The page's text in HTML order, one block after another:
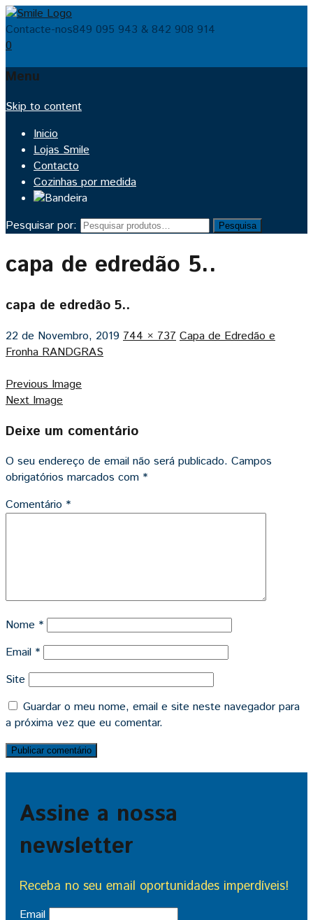
Contacte-nos849 095 943 & 842 908 914
0
Menu
Skip to content
Inicio
Lojas Smile
Contacto
Cozinhas por medida
Pesquisar por: Pesquisa
capa de edredão 5..
capa de edredão 5..
22 de Novembro, 2019 744 × 737 Capa de Edredão e
Fronha RANDGRAS
Previous Image
Next Image
Deixe um comentário
O seu endereço de email não será publicado. Campos
obrigatórios marcados com *
Comentário *
Nome *
Email *
Site
Guardar o meu nome, email e site neste navegador para
a próxima vez que eu comentar.
Assine a nossa
newsletter
Receba no seu email oportunidades imperdíveis!
Email